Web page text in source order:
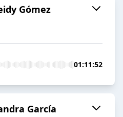
Gómez
01:11:52
García